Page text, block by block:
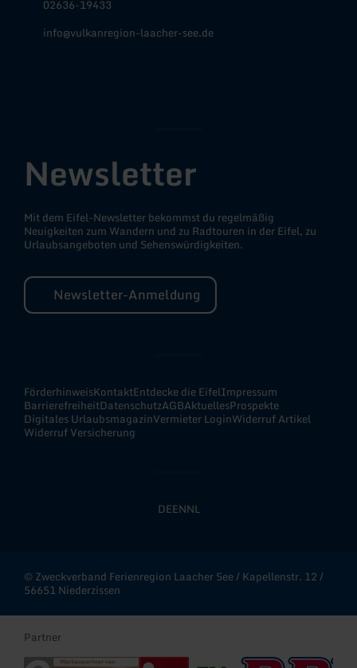
02636-19433
info@vulkanregion-laacher-see.de
Newsletter
Mit dem Eifel-Newsletter bekommst du regelmäßig
Neuigkeiten zum Wandern und zu Radtouren in der Eifel, zu
Urlaubsangeboten und Sehenswürdigkeiten.
Newsletter-Anmeldung
FörderhinweisKontaktEntdecke die EifelImpressum
BarrierefreiheitDatenschutzAGBAktuellesProspekte
Digitales UrlaubsmagazinVermieter LoginWiderruf Artikel
Widerruf Versicherung
DEENNL
© Zweckverband Ferienregion Laacher See / Kapellenstr. 12 /
56651 Niederzissen
Partner
Eifel Tourismus
Rheinland-Pfalz GoldDeutscher Tourismusverband - i-Marke
Erlebnisregion Nürburgring
RPR1